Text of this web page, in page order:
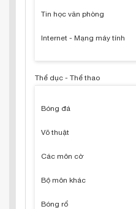
Tin học văn phòng
Internet - Mạng máy tính
Thể dục - Thể thao
Bóng đá
Võ thuật
Các môn cờ
Bộ môn khác
Bóng rổ